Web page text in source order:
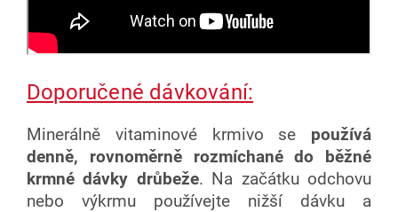
Doporučené dávkování:
Minerálně vitaminové krmivo se používá
denně, rovnoměrně rozmíchané do běžné
krmné dávky drůbeže. Na začátku odchovu
nebo výkrmu používejte nižší dávku a